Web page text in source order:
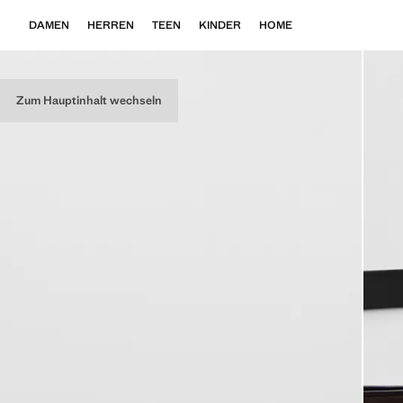
Zum Hauptinhalt wechseln
DAMEN HERREN TEEN KINDER HOME